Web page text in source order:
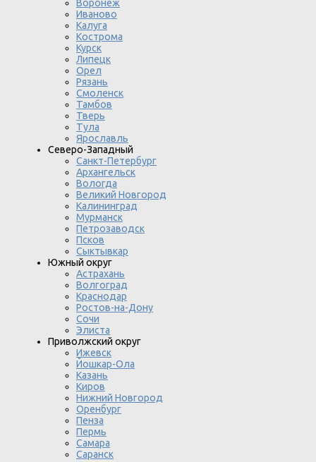
Воронеж
Иваново
Калуга
Кострома
Курск
Липецк
Орел
Рязань
Смоленск
Тамбов
Тверь
Тула
Ярославль
Северо-Западный
Санкт-Петербург
Архангельск
Вологда
Великий Новгород
Калининград
Мурманск
Петрозаводск
Псков
Сыктывкар
Южный округ
Астрахань
Волгоград
Краснодар
Ростов-на-Дону
Сочи
Элиста
Приволжский округ
Ижевск
Йошкар-Ола
Казань
Киров
Нижний Новгород
Оренбург
Пенза
Пермь
Самара
Саранск